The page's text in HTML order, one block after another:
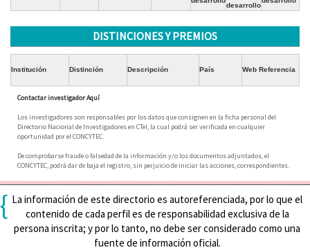
desarrollo
DISTINCIONES Y PREMIOS
Institución Distinción Descripción País Web Referencia
Contactar investigador Aquí
Los investigadores son responsables por los datos que consignen en la ficha personal del
Directorio Nacional de Investigadores en CTeI, la cual podrá ser verificada en cualquier
oportunidad por el CONCYTEC.
De comprobarse fraude o falsedad de la información y/o los documentos adjuntados, el
CONCYTEC, podrá dar de baja el registro, sin perjuicio de iniciar las acciones, correspondientes.
{ La información de este directorio es autoreferenciada, por lo que el
contenido de cada perfil es de responsabilidad exclusiva de la
persona inscrita; y por lo tanto, no debe ser considerado como una
fuente de información oficial.